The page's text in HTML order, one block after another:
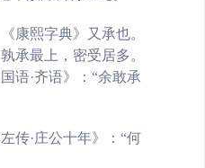
康熙字典》又承也。
承最上，密受居多。
语·齐语》：“余敢承
传·庄公十年》：“何